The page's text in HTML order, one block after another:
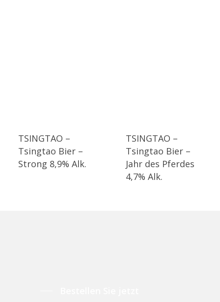
TSINGTAO –
Tsingtao Bier –
Strong 8,9% Alk.
TSINGTAO –
Tsingtao Bier –
Jahr des Pferdes
4,7% Alk.